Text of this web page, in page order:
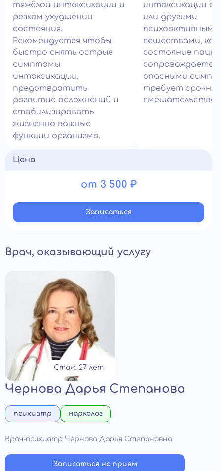
тяжёлой интоксикации и
резком ухудшении
состояния.
Рекомендуется чтобы
быстро снять острые
симптомы
интоксикации,
предотвратить
развитие осложнений и
стабилизировать
жизненно важные
функции организма.
интоксикации
или другими
психоактивными
веществами,
состояние
сопровождается
опасными
требует
вмешательства
Цена
от 3 500 ₽
Записатьcя
Врач, оказывающий услугу
Стаж: 27 лет
Чернова Дарья Степанова
психиатр нарколог
Врач-психиатр Чернова Дарья Степановна
Записаться на прием